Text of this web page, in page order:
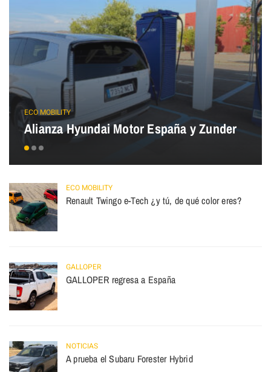
ECO MOBILITY
Alianza Hyundai Motor España y Zunder
ECO MOBILITY
Renault Twingo e-Tech ¿y tú, de qué color eres?
GALLOPER
GALLOPER regresa a España
NOTICIAS
A prueba el Subaru Forester Hybrid